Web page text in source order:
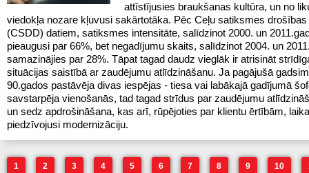
attīstījusies braukšanas kultūra, un no
viedokļa nozare kļuvusi sakārtotāka. Pēc Ceļu satiksmes
(CSDD) datiem, satiksmes intensitāte, salīdzinot 2000. un
pieaugusi par 66%, bet negadījumu skaits, salīdzinot 2004. un
samazinājies par 28%. Tāpat tagad daudz vieglāk ir atrisināt
situācijas saistībā ar zaudējumu atlīdzināšanu. Ja pagājušā
90.gados pastāvēja divas iespējas - tiesa vai labākajā gadījumā
savstarpēja vienošanās, tad tagad strīdus par zaudējumu
un sedz apdrošināšana, kas arī, rūpējoties par klientu ērtībām,
piedzīvojusi modernizāciju.
1 2 3 4 5 6 7 8 9 10